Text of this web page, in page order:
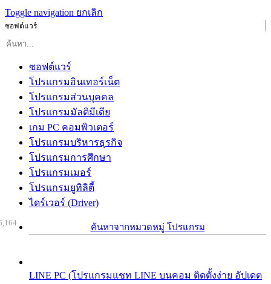
Toggle navigation ยกเลิก
ซอฟต์แวร์
ซอฟต์แวร์
โปรแกรมอินเทอร์เน็ต
โปรแกรมส่วนบุคคล
โปรแกรมมัลติมีเดีย
เกม PC คอมพิวเตอร์
โปรแกรมบริหารธุรกิจ
โปรแกรมการศึกษา
โปรแกรมเมอร์
โปรแกรมยูทิลิตี้
ไดร์เวอร์ (Driver)
ค้นหาจากหมวดหมู่ โปรแกรม
LINE PC (โปรแกรมแชท LINE บนคอม ติดตั้งง่าย อัปเดต